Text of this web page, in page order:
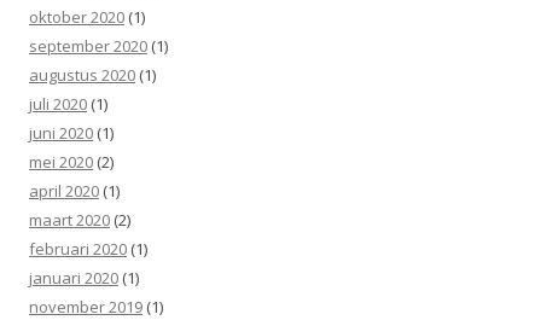
oktober 2020 (1)
september 2020 (1)
augustus 2020 (1)
juli 2020 (1)
juni 2020 (1)
mei 2020 (2)
april 2020 (1)
maart 2020 (2)
februari 2020 (1)
januari 2020 (1)
november 2019 (1)